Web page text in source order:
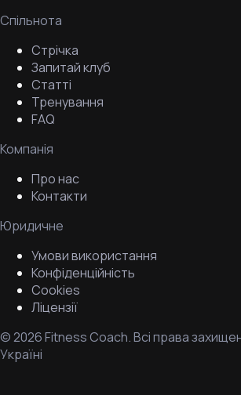
Спільнота
Стрічка
Запитай клуб
Статті
Тренування
FAQ
Компанія
Про нас
Контакти
Юридичне
Умови використання
Конфіденційність
Cookies
Ліцензії
©2026Fitness Coach.Всі права
Україні